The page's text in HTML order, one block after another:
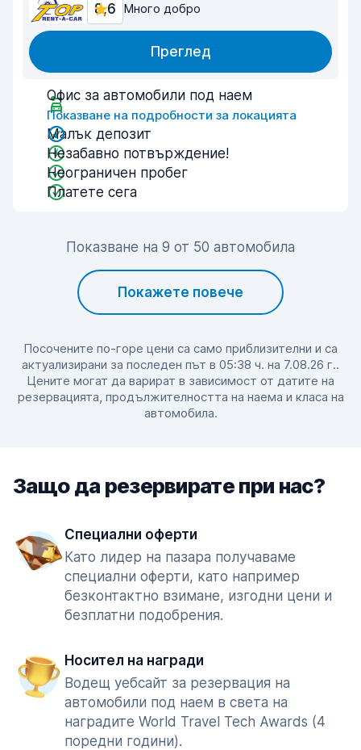
8,6 Много добро
Преглед
Офис за автомобили под наем
Показване на подробности за локацията
Малък депозит
Незабавно потвърждение!
Неограничен пробег
Платете сега
Показване на 9 от 50 автомобила
Покажете повече
Посочените по-горе цени са само приблизителни и са
актуализирани за последен път в 05:38 ч. на 7.08.26 г..
Цените могат да варират в зависимост от датите на
резервацията, продължителността на наема и класа на
автомобила.
Защо да резервирате при нас?
Специални оферти
Като лидер на пазара получаваме
специални оферти, като например
безконтактно взимане, изгодни цени и
безплатни подобрения.
Носител на награди
Водещ уебсайт за резервация на
автомобили под наем в света на
наградите World Travel Tech Awards (4
поредни години).